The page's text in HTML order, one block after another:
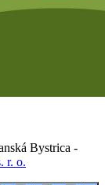
Bystrica -
r. o.